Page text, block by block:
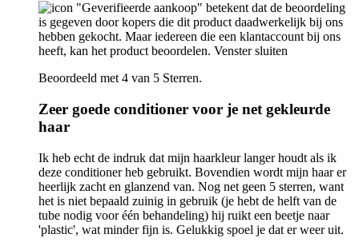
"Geverifieerde aankoop" betekent dat de beoordeling
is gegeven door kopers die dit product daadwerkelijk bij ons
hebben gekocht. Maar iedereen die een klantaccount bij ons
heeft, kan het product beoordelen. Venster sluiten
Beoordeeld met 4 van 5 Sterren.
Zeer goede conditioner voor je net gekleurde
haar
Ik heb echt de indruk dat mijn haarkleur langer houdt als ik
deze conditioner heb gebruikt. Bovendien wordt mijn haar er
heerlijk zacht en glanzend van. Nog net geen 5 sterren, want
het is niet bepaald zuinig in gebruik (je hebt de helft van de
tube nodig voor één behandeling) hij ruikt een beetje naar
'plastic', wat minder fijn is. Gelukkig spoel je dat er weer uit.